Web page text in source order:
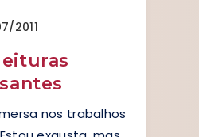
2011
nos trabalhos